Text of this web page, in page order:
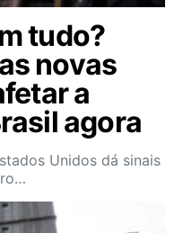
tudo?
novas
a
agora
Unidos dá sinais